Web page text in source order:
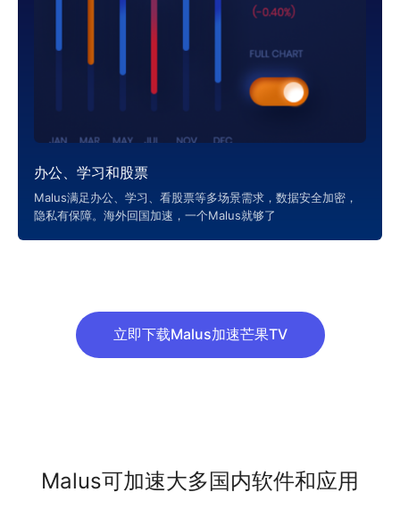
办公、学习和股票
Malus满足办公、学习、看股票等多场景需求，数据安全加密，
隐私有保障。海外回国加速，一个Malus就够了
立即下载Malus加速芒果TV
Malus可加速大多国内软件和应用